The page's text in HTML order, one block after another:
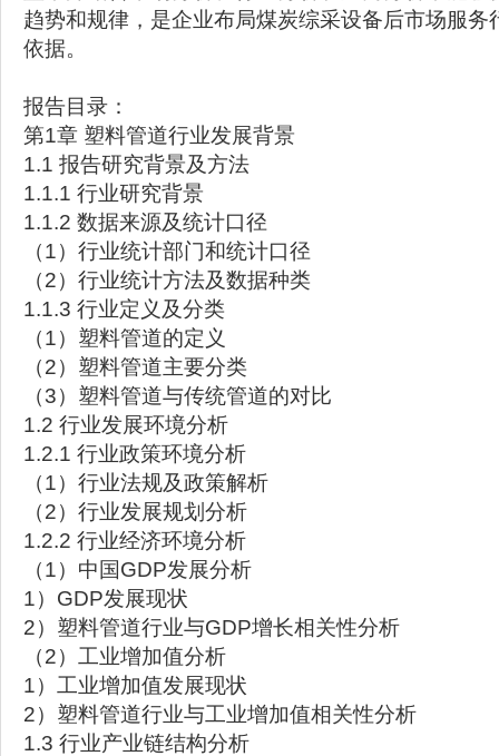
趋势和规律，是企业布局煤炭综采设备后市场服务
依据。
报告目录：
第1章 塑料管道行业发展背景
1.1 报告研究背景及方法
1.1.1 行业研究背景
1.1.2 数据来源及统计口径
（1）行业统计部门和统计口径
（2）行业统计方法及数据种类
1.1.3 行业定义及分类
（1）塑料管道的定义
（2）塑料管道主要分类
（3）塑料管道与传统管道的对比
1.2 行业发展环境分析
1.2.1 行业政策环境分析
（1）行业法规及政策解析
（2）行业发展规划分析
1.2.2 行业经济环境分析
（1）中国GDP发展分析
1）GDP发展现状
2）塑料管道行业与GDP增长相关性分析
（2）工业增加值分析
1）工业增加值发展现状
2）塑料管道行业与工业增加值相关性分析
1.3 行业产业链结构分析